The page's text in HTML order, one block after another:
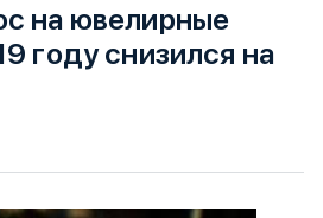
на ювелирные
году снизился на